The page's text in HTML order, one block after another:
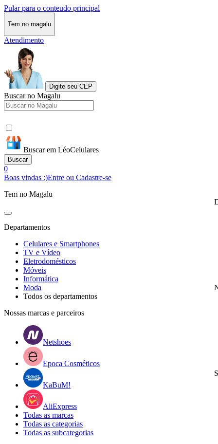
Pular para o conteudo principal
Tem no magalu
Atendimento
Digite seu CEP
Buscar no Magalu
Buscar em LéoCelulares
Buscar
0
Boas vindas :)Entre ou Cadastre-se
Tem no Magalu
Departamentos
Celulares e Smartphones
TV e Vídeo
Eletrodomésticos
Móveis
Informática
Moda
Todos os departamentos
Nossas marcas e parceiros
Netshoes
Epoca Cosméticos
KaBuM!
AliExpress
Todas as marcas
Todas as categorias
Todas as subcategorias